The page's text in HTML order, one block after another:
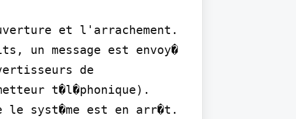
et l'arrachement.
un message est envoy�
de
t�l�phonique).
le syst�me est en arr�t.